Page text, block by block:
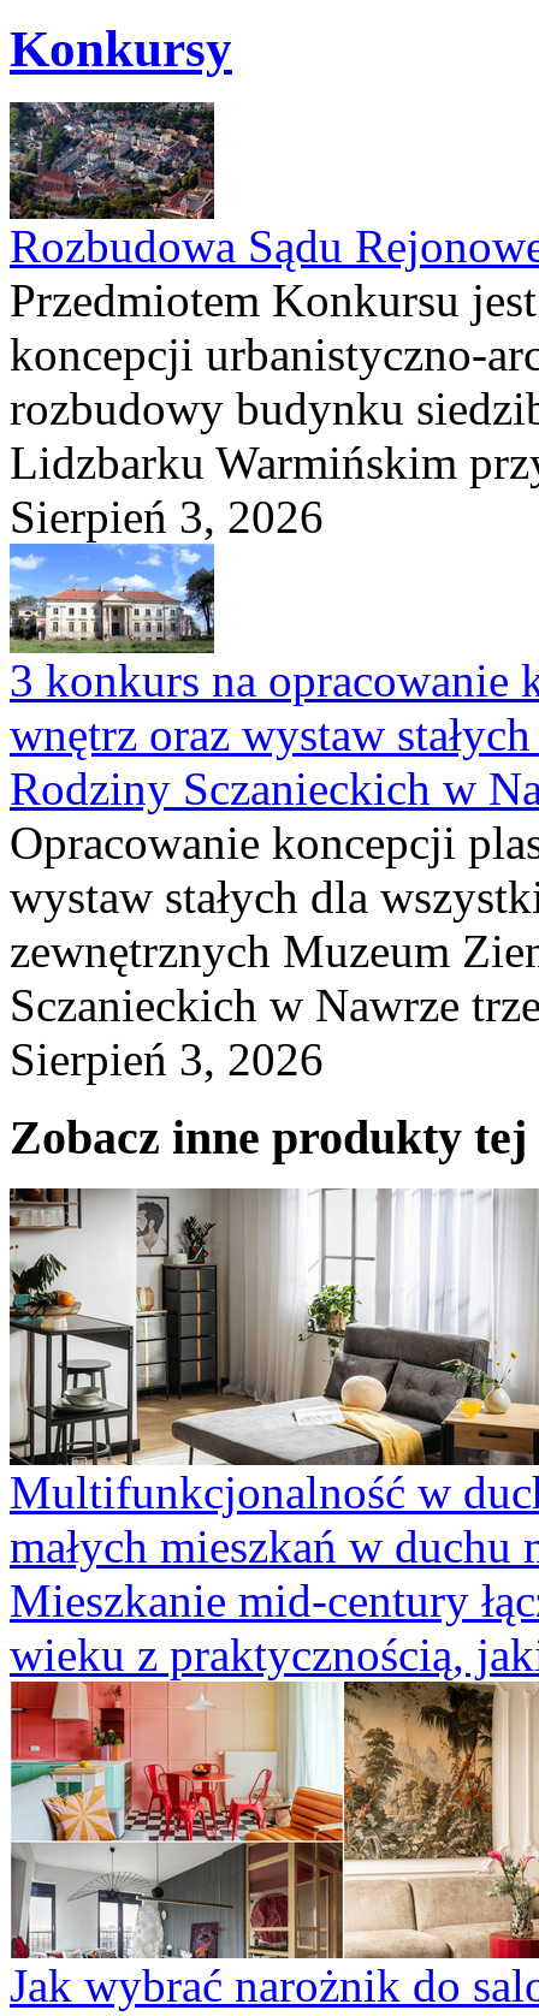
Konkursy
Rozbudowa Sądu
Przedmiotem Konkursu
koncepcji urbanistyczno-
rozbudowy budynku
Lidzbarku Warmińskim
Sierpień 3, 2026
3 konkurs na opracowanie
wnętrz oraz wystaw
Rodziny Sczanieckich w
Opracowanie koncepcji
wystaw stałych dla
zewnętrznych Muzeum
Sczanieckich w Nawrze
Sierpień 3, 2026
Zobacz inne produkty
Multifunkcjonalność w
małych mieszkań w duchu
Mieszkanie mid-century
wieku z praktycznością,
Jak wybrać narożnik do